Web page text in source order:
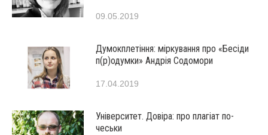
09.05.2019
Думокплетіння: міркування про «Бесіди
п(р)одумки» Андрія Содомори
17.04.2019
Університет. Довіра: про плагіат по-
чеськи